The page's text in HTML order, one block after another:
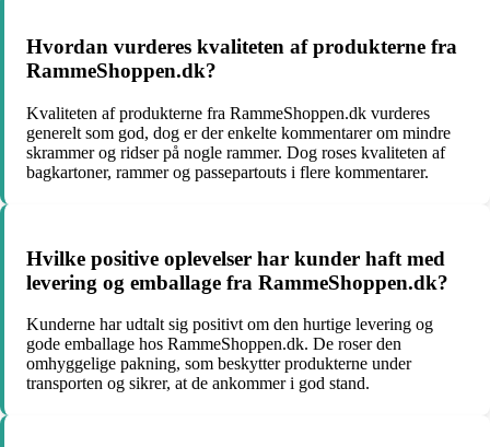
Hvordan vurderes kvaliteten af produkterne fra
RammeShoppen.dk?
Kvaliteten af produkterne fra RammeShoppen.dk vurderes
generelt som god, dog er der enkelte kommentarer om mindre
skrammer og ridser på nogle rammer. Dog roses kvaliteten af
bagkartoner, rammer og passepartouts i flere kommentarer.
Hvilke positive oplevelser har kunder haft med
levering og emballage fra RammeShoppen.dk?
Kunderne har udtalt sig positivt om den hurtige levering og
gode emballage hos RammeShoppen.dk. De roser den
omhyggelige pakning, som beskytter produkterne under
transporten og sikrer, at de ankommer i god stand.